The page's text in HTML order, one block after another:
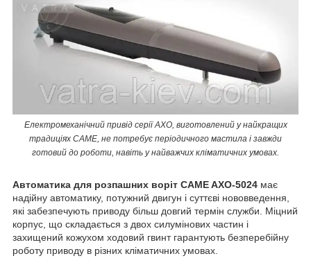
Електромеханічний привід серії AXO, виготовлений у найкращих
традиціях CAME, не потребує періодичного мастила і завжди
готовий до роботи, навіть у найважчих кліматичних умовах.
Автоматика для розпашних воріт CAME AXO-5024 має
надійну автоматику, потужний двигун і суттєві нововведення,
які забезпечують приводу більш довгий термін служби. Міцний
корпус, що складається з двох силумінових частин і
захищений кожухом ходовий гвинт гарантують безперебійну
роботу приводу в різних кліматичних умовах.